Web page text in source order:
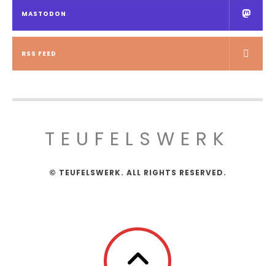
MASTODON
RSS FEED
TEUFELSWERK
© TEUFELSWERK. ALL RIGHTS RESERVED.